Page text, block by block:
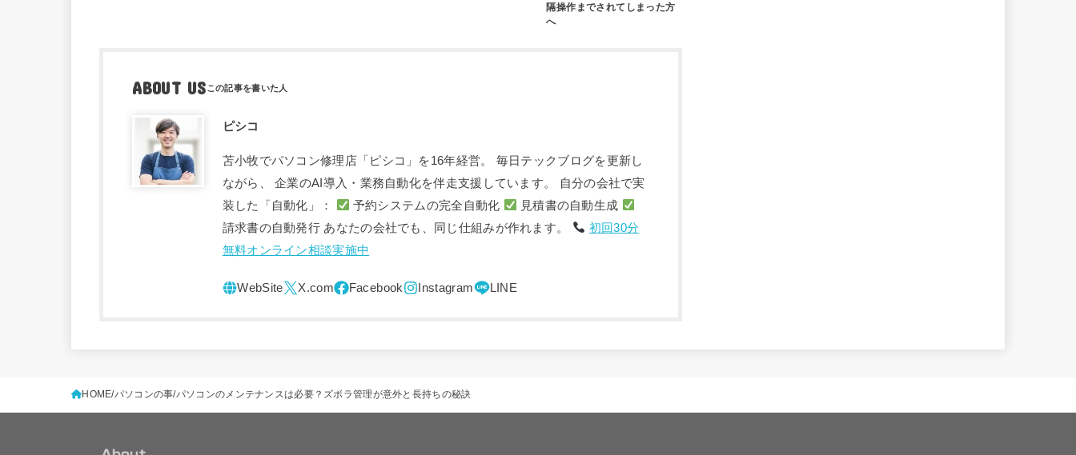
隔操作までされてしまった方
へ
ABOUT US
ピシコ
苫小牧でパソコン修理店「ピシコ」を16年経営。 毎日テックブログを更新し
ながら、 企業のAI導入・業務自動化を伴走支援しています。 自分の会社で実
装した「自動化」：
予約システムの完全自動化
見積書の自動生成
請求書の自動発行 あなたの会社でも、同じ仕組みが作れます。
初回30分
無料オンライン相談実施中
HOME パソコンの事 パソコンのメンテナンスは必要？ズボラ管理が意外と長持ちの秘訣